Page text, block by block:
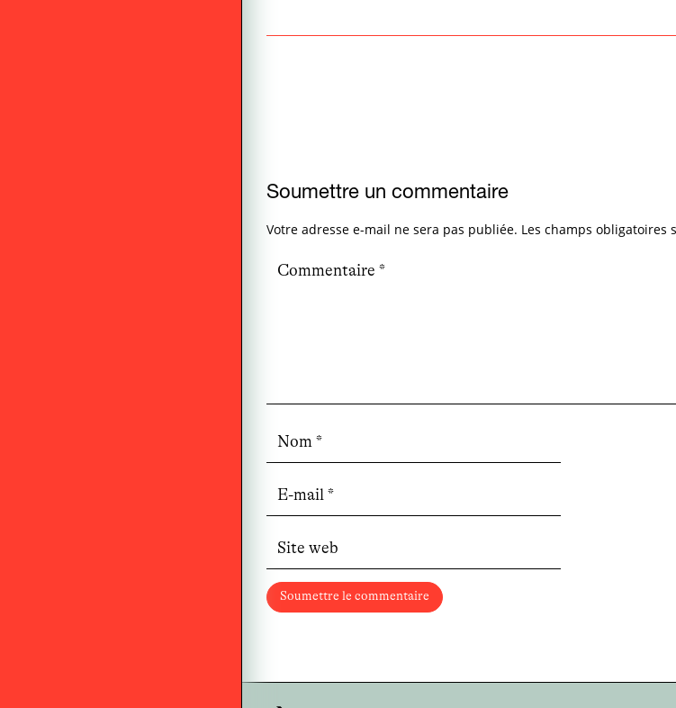
Soumettre un commentaire
Votre adresse e-mail ne sera pas publiée. Les champs obligatoires
Soumettre le commentaire